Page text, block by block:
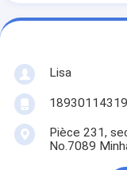
Lisa
18930114319
Pièce 231,
No.7089